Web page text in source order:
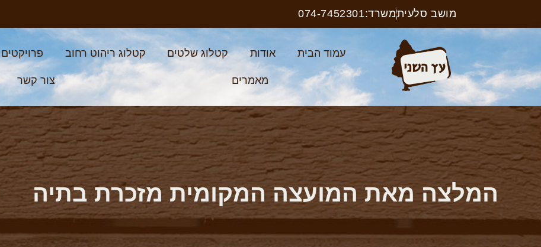
מושב סלעיתמשרד:074-7452301
עמוד הבית אודות קטלוג שלטים קטלוג ריהוט רחוב פרויקטים
מאמרים צור קשר
המלצה מאת המועצה המקומית מזכרת בתיה